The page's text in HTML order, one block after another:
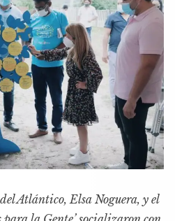
Atlántico, Elsa Noguera, y el